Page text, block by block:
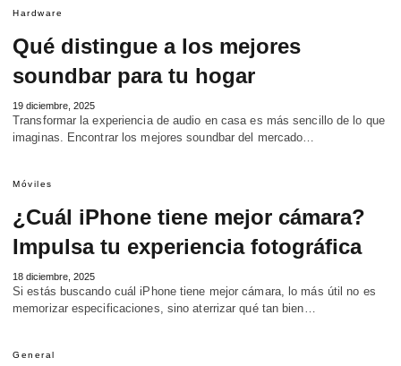
Hardware
Qué distingue a los mejores
soundbar para tu hogar
19 diciembre, 2025
Transformar la experiencia de audio en casa es más sencillo de lo que
imaginas. Encontrar los mejores soundbar del mercado…
Móviles
¿Cuál iPhone tiene mejor cámara?
Impulsa tu experiencia fotográfica
18 diciembre, 2025
Si estás buscando cuál iPhone tiene mejor cámara, lo más útil no es
memorizar especificaciones, sino aterrizar qué tan bien…
General